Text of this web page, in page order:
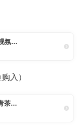
RGB灯带led灯带蓝牙智能灯带TV电视氛围灯带机箱灯带电脑灯带灯条
入）
酷冷至尊烈焰枪XT V2机械键盘红轴青茶轴PBT键帽cherry轴游戏键盘